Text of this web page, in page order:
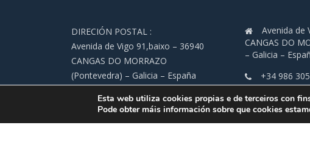
DIRECIÓN POSTAL :
Avenida de Vigo 91,baixo – 36940
CANGAS DO MORRAZO
(Pontevedra) – Galicia – España
+34 986 305 000
Avenida de
CANGAS DO
– Galicia –
+34 986
Esta web utiliza cookies propias e de terceiros con
Pode obter máis información sobre que cookies